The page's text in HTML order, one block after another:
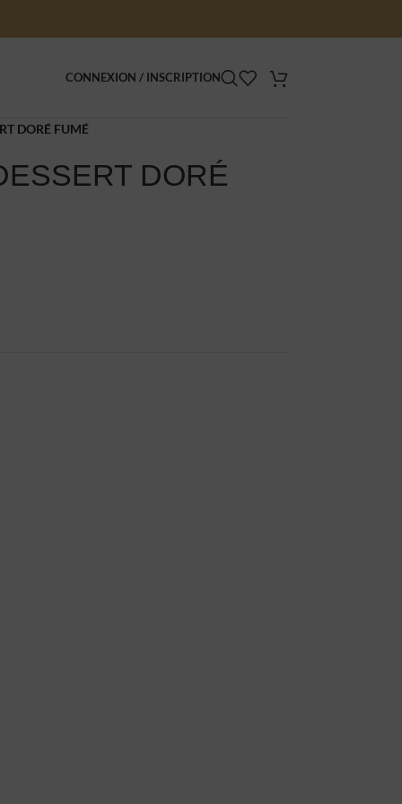
CONNEXION / INSCRIPTION
DORÉ FUMÉ
DORÉ